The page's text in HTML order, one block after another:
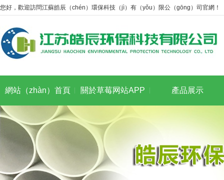
您好，歡迎訪問江蘇皓辰（chén）環保科技（jì）有（yǒu）限公（gōng）司官網！
網站（zhàn）首頁 關於草莓网站APP 產品展示